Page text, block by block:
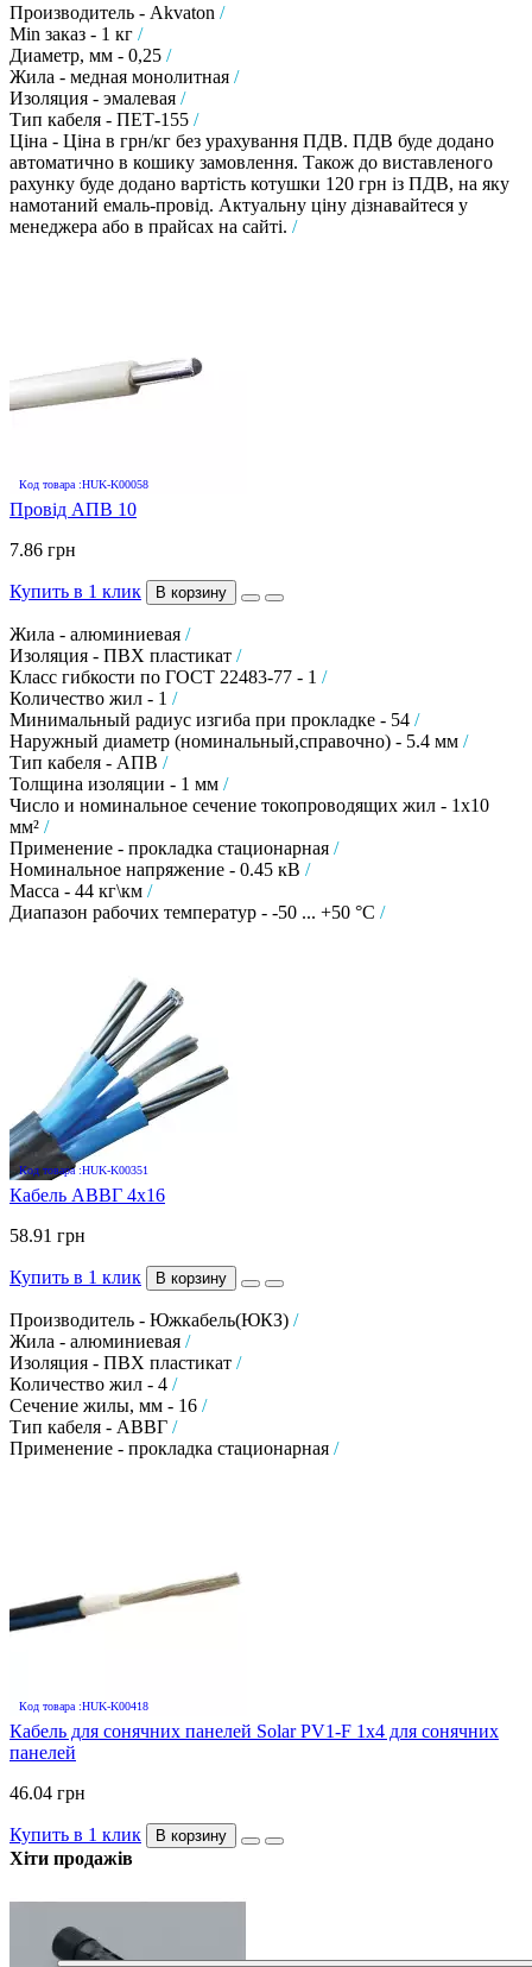
Производитель - Akvaton /
Min заказ - 1 кг /
Диаметр, мм - 0,25 /
Жила - медная монолитная /
Изоляция - эмалевая /
Тип кабеля - ПЕТ-155 /
Ціна - Ціна в грн/кг без урахування ПДВ. ПДВ буде додано
автоматично в кошику замовлення. Також до виставленого
рахунку буде додано вартість котушки 120 грн із ПДВ, на яку
намотаний емаль-провід. Актуальну ціну дізнавайтеся у
менеджера або в прайсах на сайті. /
Код товара :HUK-K00058
Провід АПВ 10
7.86 грн
Купить в 1 клик В корзину
Жила - алюминиевая /
Изоляция - ПВХ пластикат /
Класс гибкости по ГОСТ 22483-77 - 1 /
Количество жил - 1 /
Минимальный радиус изгиба при прокладке - 54 /
Наружный диаметр (номинальный,справочно) - 5.4 мм /
Тип кабеля - АПВ /
Толщина изоляции - 1 мм /
Число и номинальное сечение токопроводящих жил - 1х10
мм² /
Применение - прокладка стационарная /
Номинальное напряжение - 0.45 кВ /
Масса - 44 кг\км /
Диапазон рабочих температур - -50 ... +50 °C /
Код товара :HUK-K00351
Кабель АВВГ 4х16
58.91 грн
Купить в 1 клик В корзину
Производитель - Южкабель(ЮКЗ) /
Жила - алюминиевая /
Изоляция - ПВХ пластикат /
Количество жил - 4 /
Сечение жилы, мм - 16 /
Тип кабеля - АВВГ /
Применение - прокладка стационарная /
Код товара :HUK-K00418
Кабель для сонячних панелей Solar PV1-F 1х4 для сонячних
панелей
46.04 грн
Купить в 1 клик В корзину
Хіти продажів